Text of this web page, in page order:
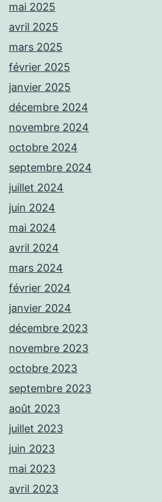
mai 2025
avril 2025
mars 2025
février 2025
janvier 2025
décembre 2024
novembre 2024
octobre 2024
septembre 2024
juillet 2024
juin 2024
mai 2024
avril 2024
mars 2024
février 2024
janvier 2024
décembre 2023
novembre 2023
octobre 2023
septembre 2023
août 2023
juillet 2023
juin 2023
mai 2023
avril 2023